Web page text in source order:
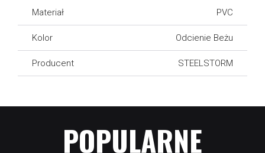
Materiał PVC
Kolor Odcienie Beżu
Producent STEELSTORM
POPULARNE